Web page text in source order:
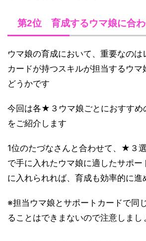
第2位 育成するウマ娘に合
ウマ娘の育成において、重要なの
カードが持つスキルが担当するウ
どうかです
今回は各★３ウマ娘ごとにおすすめ
をご紹介します
1位のたづなさんと合わせて、★３
で手に入れたウマ娘に適したサポー
に入れられれば、育成も効率的に進
※担当ウマ娘とサポートカードで同
ることはできまないので注意しまし